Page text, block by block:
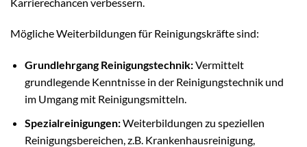
Mögliche Weiterbildungen für Reinigungskräfte sind:
Grundlehrgang Reinigungstechnik:Vermittelt
grundlegende Kenntnisse in der Reinigungstechnik und
im Umgang mit Reinigungsmitteln.
Spezialreinigungen:Weiterbildungen zu speziellen
Reinigungsbereichen, z.B. Krankenhausreinigung,